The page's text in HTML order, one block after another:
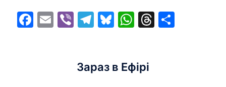
Facebook
EmailViberTelegram
Bluesky
WhatsApp
Threads
Зараз в Ефірі